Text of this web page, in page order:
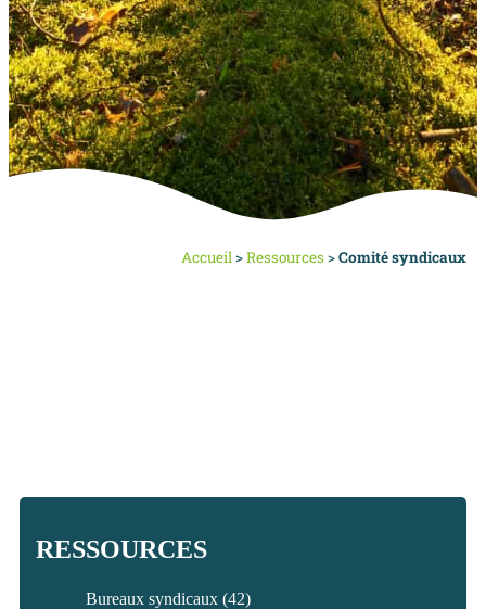
Accueil >Ressources >Comité syndicaux
RESSOURCES
Bureaux syndicaux (42)